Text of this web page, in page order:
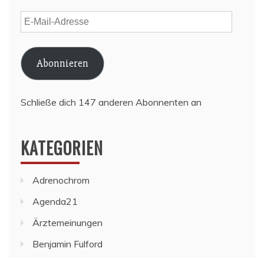
E-
Mail-
Adresse
Abonnieren
Schließe dich 147 anderen Abonnenten an
KATEGORIEN
Adrenochrom
Agenda21
Ärztemeinungen
Benjamin Fulford